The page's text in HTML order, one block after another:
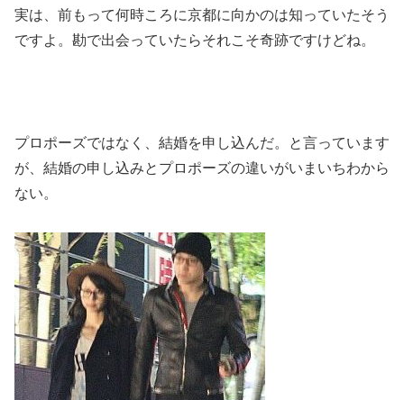
実は、前もって何時ころに京都に向かのは知っていたそう
ですよ。勘で出会っていたらそれこそ奇跡ですけどね。
プロポーズではなく、結婚を申し込んだ。と言っています
が、結婚の申し込みとプロポーズの違いがいまいちわから
ない。